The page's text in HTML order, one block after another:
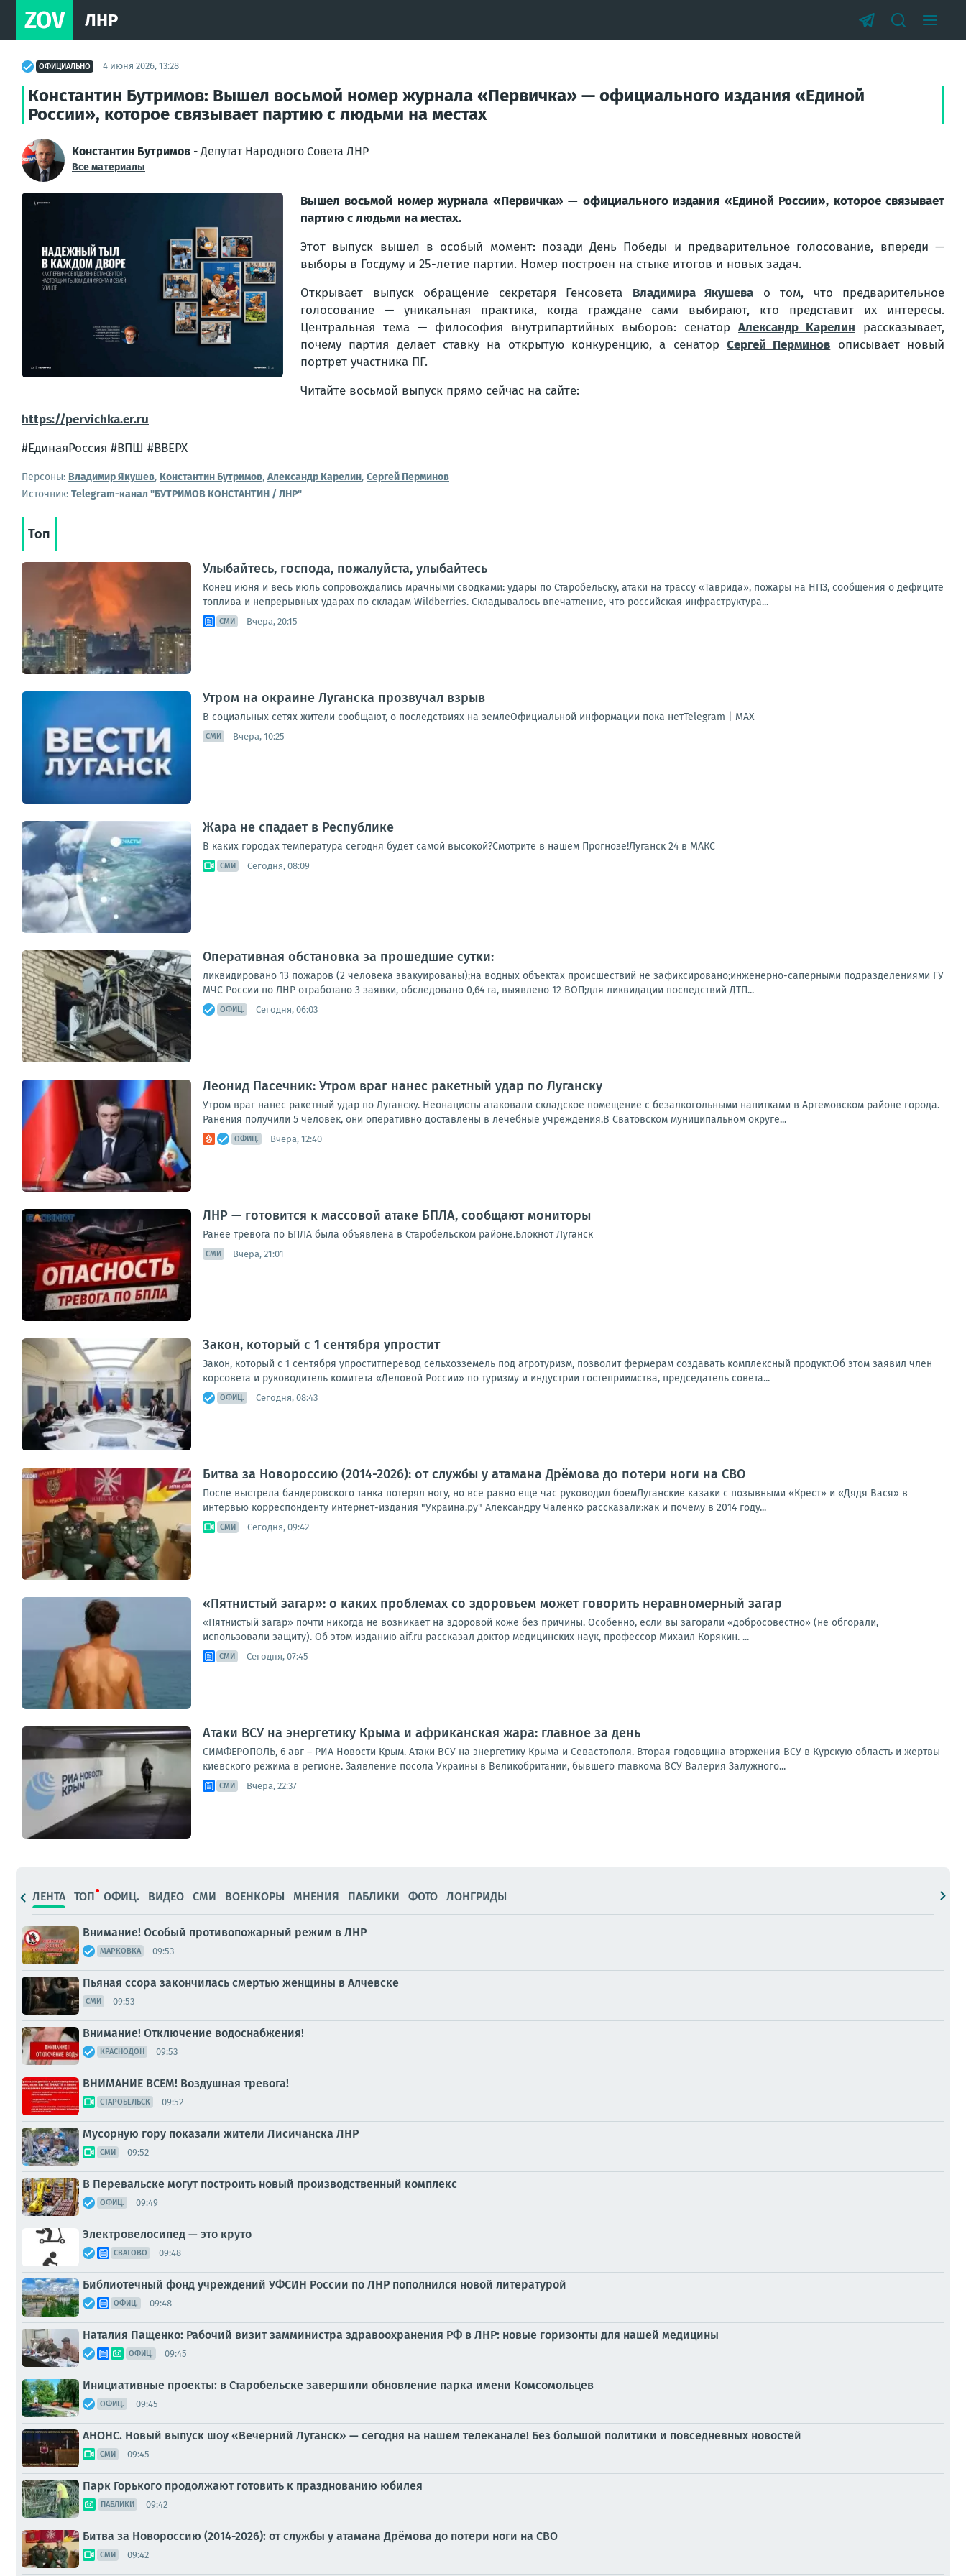
ZOV ЛНР
ОФИЦИАЛЬНО 4 июня 2026, 13:28
Константин Бутримов: Вышел восьмой номер журнала «Первичка» — официального издания «Единой
России», которое связывает партию с людьми на местах
Константин Бутримов - Депутат Народного Совета ЛНР
Все материалы
Вышел восьмой номер журнала «Первичка» — официального издания «Единой России», которое связывает
партию с людьми на местах.
Этот выпуск вышел в особый момент: позади День Победы и предварительное голосование, впереди —
выборы в Госдуму и 25-летие партии. Номер построен на стыке итогов и новых задач.
Открывает выпуск обращение секретаря Генсовета Владимира Якушева о том, что предварительное
голосование — уникальная практика, когда граждане сами выбирают, кто представит их интересы.
Центральная тема — философия внутрипартийных выборов: сенатор Александр Карелин рассказывает,
почему партия делает ставку на открытую конкуренцию, а сенатор Сергей Перминов описывает новый
портрет участника ПГ.
Читайте восьмой выпуск прямо сейчас на сайте:
https://pervichka.er.ru
#ЕдинаяРоссия #ВПШ #ВВЕРХ
Персоны: Владимир Якушев, Константин Бутримов, Александр Карелин, Сергей Перминов
Источник: Telegram-канал "БУТРИМОВ КОНСТАНТИН / ЛНР"
Топ
Улыбайтесь, господа, пожалуйста, улыбайтесь
Конец июня и весь июль сопровождались мрачными сводками: удары по Старобельску, атаки на трассу «Таврида», пожары на НПЗ, сообщения о дефиците
топлива и непрерывных ударах по складам Wildberries. Складывалось впечатление, что российская инфраструктура...
СМИ Вчера, 20:15
Утром на окраине Луганска прозвучал взрыв
В социальных сетях жители сообщают, о последствиях на землеОфициальной информации пока нетTelegram | MAX
СМИ Вчера, 10:25
Жара не спадает в Республике
В каких городах температура сегодня будет самой высокой?Смотрите в нашем Прогнозе!Луганск 24 в МАКС
СМИ Сегодня, 08:09
Оперативная обстановка за прошедшие сутки:
ликвидировано 13 пожаров (2 человека эвакуированы);на водных объектах происшествий не зафиксировано;инженерно-саперными подразделениями ГУ
МЧС России по ЛНР отработано 3 заявки, обследовано 0,64 га, выявлено 12 ВОП;для ликвидации последствий ДТП...
ОФИЦ. Сегодня, 06:03
Леонид Пасечник: Утром враг нанес ракетный удар по Луганску
Утром враг нанес ракетный удар по Луганску. Неонацисты атаковали складское помещение с безалкогольными напитками в Артемовском районе города.
Ранения получили 5 человек, они оперативно доставлены в лечебные учреждения.В Сватовском муниципальном округе...
ОФИЦ. Вчера, 12:40
ЛНР — готовится к массовой атаке БПЛА, сообщают мониторы
Ранее тревога по БПЛА была объявлена в Старобельском районе.Блокнот Луганск
СМИ Вчера, 21:01
Закон, который с 1 сентября упростит
Закон, который с 1 сентября упроститперевод сельхозземель под агротуризм, позволит фермерам создавать комплексный продукт.Об этом заявил член
корсовета и руководитель комитета «Деловой России» по туризму и индустрии гостеприимства, председатель совета...
ОФИЦ. Сегодня, 08:43
Битва за Новороссию (2014-2026): от службы у атамана Дрёмова до потери ноги на СВО
После выстрела бандеровского танка потерял ногу, но все равно еще час руководил боемЛуганские казаки с позывными «Крест» и «Дядя Вася» в
интервью корреспонденту интернет-издания "Украина.ру" Александру Чаленко рассказали:как и почему в 2014 году...
СМИ Сегодня, 09:42
«Пятнистый загар»: о каких проблемах со здоровьем может говорить неравномерный загар
«Пятнистый загар» почти никогда не возникает на здоровой коже без причины. Особенно, если вы загорали «добросовестно» (не обгорали,
использовали защиту). Об этом изданию aif.ru рассказал доктор медицинских наук, профессор Михаил Корякин. ...
СМИ Сегодня, 07:45
Атаки ВСУ на энергетику Крыма и африканская жара: главное за день
СИМФЕРОПОЛЬ, 6 авг – РИА Новости Крым. Атаки ВСУ на энергетику Крыма и Севастополя. Вторая годовщина вторжения ВСУ в Курскую область и жертвы
киевского режима в регионе. Заявление посола Украины в Великобритании, бывшего главкома ВСУ Валерия Залужного...
СМИ Вчера, 22:37
ЛЕНТА ТОП ОФИЦ. ВИДЕО СМИ ВОЕНКОРЫ МНЕНИЯ ПАБЛИКИ ФОТО ЛОНГРИДЫ
Внимание! Особый противопожарный режим в ЛНР
МАРКОВКА 09:53
Пьяная ссора закончилась смертью женщины в Алчевске
СМИ 09:53
Внимание! Отключение водоснабжения!
КРАСНОДОН 09:53
ВНИМАНИЕ ВСЕМ! Воздушная тревога!
СТАРОБЕЛЬСК 09:52
Мусорную гору показали жители Лисичанска ЛНР
СМИ 09:52
В Перевальске могут построить новый производственный комплекс
ОФИЦ. 09:49
Электровелосипед — это круто
СВАТОВО 09:48
Библиотечный фонд учреждений УФСИН России по ЛНР пополнился новой литературой
ОФИЦ. 09:48
Наталия Пащенко: Рабочий визит замминистра здравоохранения РФ в ЛНР: новые горизонты для нашей медицины
ОФИЦ. 09:45
Инициативные проекты: в Старобельске завершили обновление парка имени Комсомольцев
ОФИЦ. 09:45
АНОНС. Новый выпуск шоу «Вечерний Луганск» — сегодня на нашем телеканале! Без большой политики и повседневных новостей
СМИ 09:45
Парк Горького продолжают готовить к празднованию юбилея
ПАБЛИКИ 09:42
Битва за Новороссию (2014-2026): от службы у атамана Дрёмова до потери ноги на СВО
СМИ 09:42